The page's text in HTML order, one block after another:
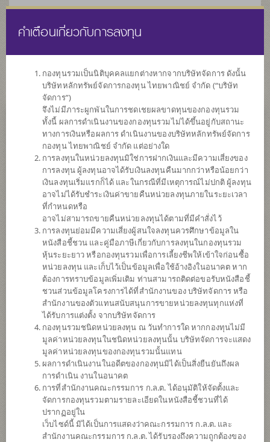
หน้าแรก รายการกองทุน ข้อมูลกองทุน
ค้นหากองทุนดีๆ กับ scbam
กองทุนเปิดไทยพาณิชย์ Semiconductor
(ชนิดสะสมมูลค่า)
คำเตือนเกี่ยวกับการลงทุน
กองทุนรวมเป็นนิติบุคคลแยกต่างหากจากบริษัทจัดการ ดังนั้น
บริษัทหลักทรัพย์จัดการกองทุน ไทยพาณิชย์ จำกัด (“บริษัท
จัดการ”)
จึงไม่มีภาระผูกพันในการชดเชยผลขาดทุนของกองทุนรวม
ทั้งนี้ ผลการดำเนินงานของกองทุนรวมไม่ได้ขึ้นอยู่กับสถานะ
ทางการเงินหรือผลการ ดำเนินงานของบริษัทหลักทรัพย์จัดการ
กองทุน ไทยพาณิชย์ จำกัด แต่อย่างใด
การลงทุนในหน่วยลงทุนมิใช่การฝากเงินและมีความเสี่ยงของ
การลงทุน ผู้ลงทุนอาจได้รับเงินลงทุนคืนมากกว่าหรือน้อยกว่า
เงินลงทุนเริ่มแรกก็ได้ และในกรณีที่มีเหตุการณ์ไม่ปกติ ผู้ลงทุน
อาจไม่ได้รับชำระเงินค่าขายคืนหน่วยลงทุนภายในระยะเวลา
ที่กำหนดหรือ
อาจไม่สามารถขายคืนหน่วยลงทุนได้ตามที่มีคำสั่งไว้
การลงทุนย่อมมีความเสี่ยงผู้สนใจลงทุนควรศึกษาข้อมูลใน
หนังสือชี้ชวน และคู่มือภาษีเกี่ยวกับการลงทุนในกองทุนรวม
หุ้นระยะยาว หรือกองทุนรวมเพื่อการเลี้ยงชีพให้เข้าใจก่อนซื้อ
หน่วยลงทุน และเก็บไว้เป็นข้อมูลเพื่อใช้อ้างอิงในอนาคต หาก
ต้องการทราบข้อมูลเพิ่มเติม ท่านสามารถติดต่อขอรับหนังสือชี้
ชวนส่วนข้อมูลโครงการได้ที่สำนักงานของ บริษัทจัดการ หรือ
สำนักงานของตัวแทนสนับสนุนการขายหน่วยลงทุนทุกแห่งที่
ได้รับการแต่งตั้ง จากบริษัทจัดการ
กองทุนรวมชนิดหน่วยลงทุน ณ วันทำการใด หากกองทุนไม่มี
มูลค่าหน่วยลงทุนในชนิดหน่วยลงทุนนั้น บริษัทจัดการจะแสดง
มูลค่าหน่วยลงทุนของกองทุนรวมนั้นแทน
ผลการดำเนินงานในอดีตของกองทุนมิได้เป็นสิ่งยืนยันถึงผล
การดำเนิน งานในอนาคต
การที่สำนักงานคณะกรรมการ ก.ล.ต. ได้อนุมัติให้จัดตั้งและ
จัดการกองทุนรวมตามรายละเอียดในหนังสือชี้ชวนที่ได้
ปรากฏอยู่ใน
เว็บไซด์นี้ มิได้เป็นการแสดงว่าคณะกรรมการ ก.ล.ต. และ
สำนักงานคณะกรรมการ ก.ล.ต. ได้รับรองถึงความถูกต้องของ